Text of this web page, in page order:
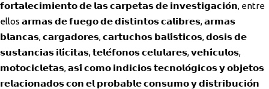
𝗳𝗼𝗿𝘁𝗮𝗹𝗲𝗰𝗶𝗺𝗶𝗲𝗻𝘁𝗼 𝗱𝗲 𝗹𝗮𝘀 𝗰𝗮𝗿𝗽𝗲𝘁𝗮𝘀 𝗱𝗲 𝗶𝗻𝘃𝗲𝘀𝘁𝗶𝗴𝗮𝗰𝗶𝗼́𝗻, entre
ellos 𝗮𝗿𝗺𝗮𝘀 𝗱𝗲 𝗳𝘂𝗲𝗴𝗼 𝗱𝗲 𝗱𝗶𝘀𝘁𝗶𝗻𝘁𝗼𝘀 𝗰𝗮𝗹𝗶𝗯𝗿𝗲𝘀, 𝗮𝗿𝗺𝗮𝘀
𝗯𝗹𝗮𝗻𝗰𝗮𝘀, 𝗰𝗮𝗿𝗴𝗮𝗱𝗼𝗿𝗲𝘀, 𝗰𝗮𝗿𝘁𝘂𝗰𝗵𝗼𝘀 𝗯𝗮𝗹𝗶́𝘀𝘁𝗶𝗰𝗼𝘀, 𝗱𝗼𝘀𝗶𝘀 𝗱𝗲
𝘀𝘂𝘀𝘁𝗮𝗻𝗰𝗶𝗮𝘀 𝗶𝗹𝗶́𝗰𝗶𝘁𝗮𝘀, 𝘁𝗲𝗹𝗲́𝗳𝗼𝗻𝗼𝘀 𝗰𝗲𝗹𝘂𝗹𝗮𝗿𝗲𝘀, 𝘃𝗲𝗵𝗶́𝗰𝘂𝗹𝗼𝘀,
𝗺𝗼𝘁𝗼𝗰𝗶𝗰𝗹𝗲𝘁𝗮𝘀, 𝗮𝘀𝗶́ 𝗰𝗼𝗺𝗼 𝗶𝗻𝗱𝗶𝗰𝗶𝗼𝘀 𝘁𝗲𝗰𝗻𝗼𝗹𝗼́𝗴𝗶𝗰𝗼𝘀 𝘆 𝗼𝗯𝗷𝗲𝘁𝗼𝘀
𝗿𝗲𝗹𝗮𝗰𝗶𝗼𝗻𝗮𝗱𝗼𝘀 𝗰𝗼𝗻 𝗲𝗹 𝗽𝗿𝗼𝗯𝗮𝗯𝗹𝗲 𝗰𝗼𝗻𝘀𝘂𝗺𝗼 𝘆 𝗱𝗶𝘀𝘁𝗿𝗶𝗯𝘂𝗰𝗶𝗼́𝗻